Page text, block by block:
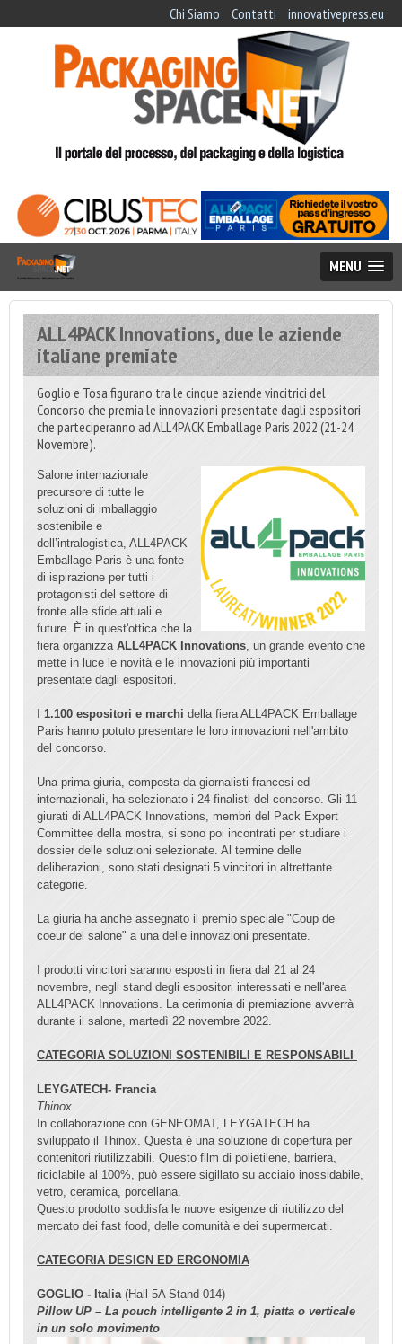
Chi Siamo Contatti innovativepress.eu
MENU
ALL4PACK Innovations, due le aziende
italiane premiate
Goglio e Tosa figurano tra le cinque aziende vincitrici del
Concorso che premia le innovazioni presentate dagli espositori
che parteciperanno ad ALL4PACK Emballage Paris 2022 (21-24
Novembre).
Salone internazionale
precursore di tutte le
soluzioni di imballaggio
sostenibile e
dell’intralogistica, ALL4PACK
Emballage Paris è una fonte
di ispirazione per tutti i
protagonisti del settore di
fronte alle sfide attuali e
future. È in quest'ottica che la
fiera organizza ALL4PACK Innovations , un grande evento che
mette in luce le novità e le innovazioni più importanti
presentate dagli espositori.
I 1.100 espositori e marchi della fiera ALL4PACK Emballage
Paris hanno potuto presentare le loro innovazioni nell'ambito
del concorso.
Una prima giuria, composta da giornalisti francesi ed
internazionali, ha selezionato i 24 finalisti del concorso. Gli 11
giurati di ALL4PACK Innovations, membri del Pack Expert
Committee della mostra, si sono poi incontrati per studiare i
dossier delle soluzioni selezionate. Al termine delle
deliberazioni, sono stati designati 5 vincitori in altrettante
categorie.
La giuria ha anche assegnato il premio speciale "Coup de
coeur del salone" a una delle innovazioni presentate.
I prodotti vincitori saranno esposti in fiera dal 21 al 24
novembre, negli stand degli espositori interessati e nell'area
ALL4PACK Innovations. La cerimonia di premiazione avverrà
durante il salone, martedì 22 novembre 2022.
CATEGORIA SOLUZIONI SOSTENIBILI E RESPONSABILI
LEYGATECH- Francia
Thinox
In collaborazione con GENEOMAT, LEYGATECH ha
sviluppato il Thinox. Questa è una soluzione di copertura per
contenitori riutilizzabili. Questo film di polietilene, barriera,
riciclabile al 100%, può essere sigillato su acciaio inossidabile,
vetro, ceramica, porcellana.
Questo prodotto soddisfa le nuove esigenze di riutilizzo del
mercato dei fast food, delle comunità e dei supermercati.
CATEGORIA DESIGN ED ERGONOMIA
GOGLIO - Italia (Hall 5A Stand 014)
Pillow UP – La pouch intelligente 2 in 1, piatta o verticale
in un solo movimento